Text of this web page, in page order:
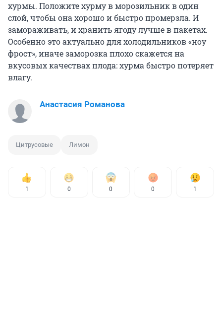
хурмы. Положите хурму в морозильник в один
слой, чтобы она хорошо и быстро промерзла. И
замораживать, и хранить ягоду лучше в пакетах.
Особенно это актуально для холодильников «ноу
фрост», иначе заморозка плохо скажется на
вкусовых качествах плода: хурма быстро потеряет
влагу.
Анастасия Романова
Цитрусовые Лимон
1 0 0 0 1